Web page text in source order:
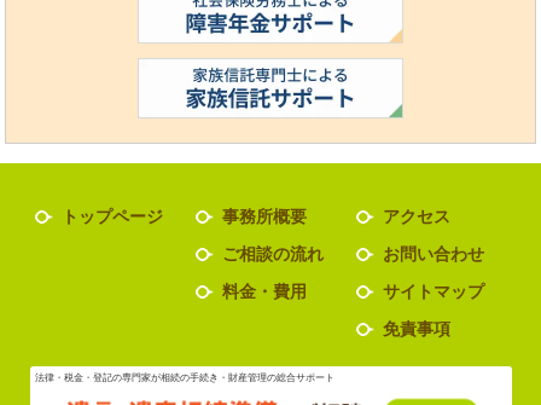
トップページ
事務所概要
ご相談の流れ
料金・費用
アクセス
お問い合わせ
サイトマップ
免責事項
法律・税金・登記の専門家が相続の手続き・財産管理の総合サポート